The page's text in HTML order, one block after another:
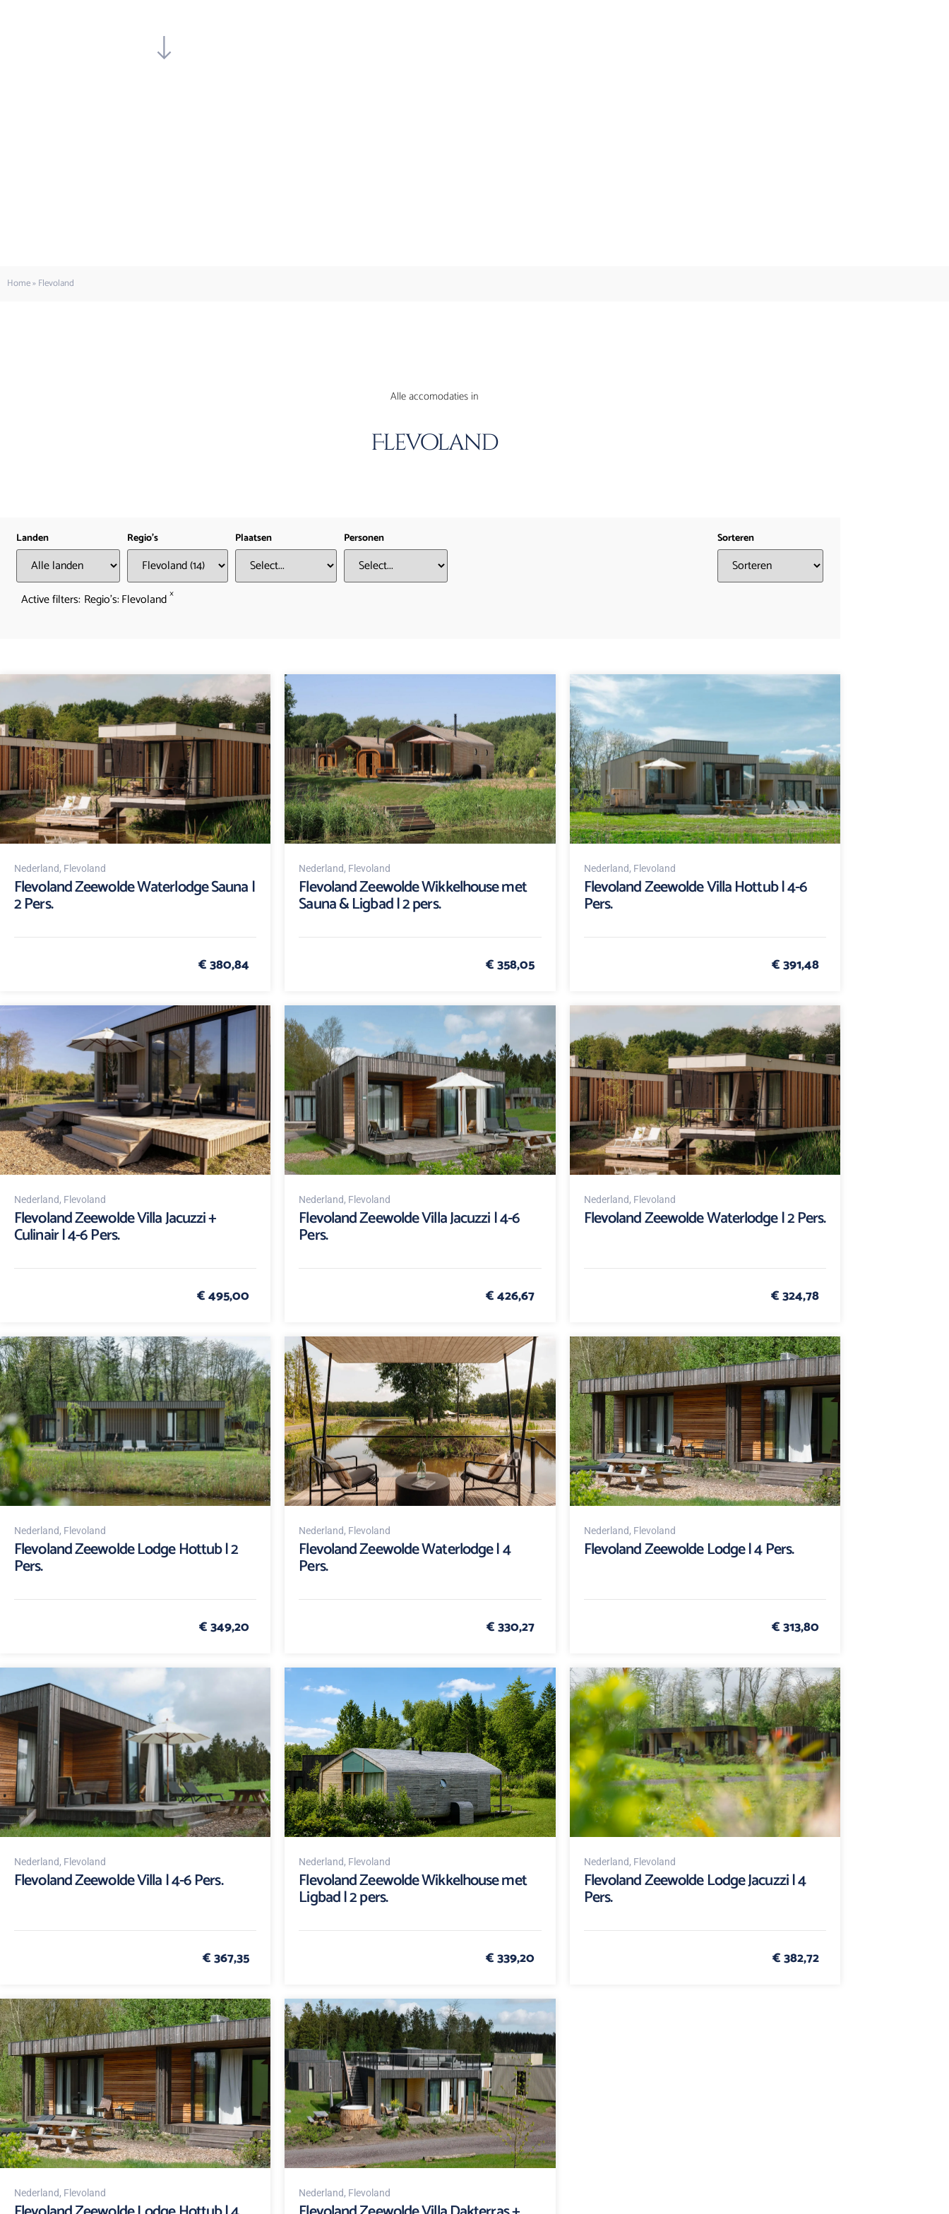
Home»Flevoland
Alle accomodaties in
Flevoland
Landen Regio's Plaatsen Personen
Active filters: Regio's:Flevoland ×
Sorteren
Nederland, Flevoland
Flevoland Zeewolde Waterlodge Sauna |
2 Pers.
€ 380,84
Nederland, Flevoland
Flevoland Zeewolde Wikkelhouse met
Sauna & Ligbad | 2 pers.
€ 358,05
Nederland, Flevoland
Flevoland Zeewolde Villa Hottub | 4-6
Pers.
€ 391,48
Nederland, Flevoland
Flevoland Zeewolde Villa Jacuzzi +
Culinair | 4-6 Pers.
€ 495,00
Nederland, Flevoland
Flevoland Zeewolde Villa Jacuzzi | 4-6
Pers.
€ 426,67
Nederland, Flevoland
Flevoland Zeewolde Waterlodge | 2 Pers.
€ 324,78
Nederland, Flevoland
Flevoland Zeewolde Lodge Hottub | 2
Pers.
€ 349,20
Nederland, Flevoland
Flevoland Zeewolde Waterlodge | 4
Pers.
€ 330,27
Nederland, Flevoland
Flevoland Zeewolde Lodge | 4 Pers.
€ 313,80
Nederland, Flevoland
Flevoland Zeewolde Villa | 4-6 Pers.
€ 367,35
Nederland, Flevoland
Flevoland Zeewolde Wikkelhouse met
Ligbad | 2 pers.
€ 339,20
Nederland, Flevoland
Flevoland Zeewolde Lodge Jacuzzi | 4
Pers.
€ 382,72
Nederland, Flevoland Nederland, Flevoland